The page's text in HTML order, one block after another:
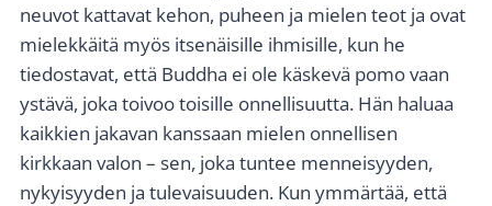
neuvot kattavat kehon, puheen ja mielen teot ja ovat
mielekkäitä myös itsenäisille ihmisille, kun he
tiedostavat, että Buddha ei ole käskevä pomo vaan
ystävä, joka toivoo toisille onnellisuutta. Hän haluaa
kaikkien jakavan kanssaan mielen onnellisen
kirkkaan valon – sen, joka tuntee menneisyyden,
nykyisyyden ja tulevaisuuden. Kun ymmärtää, että